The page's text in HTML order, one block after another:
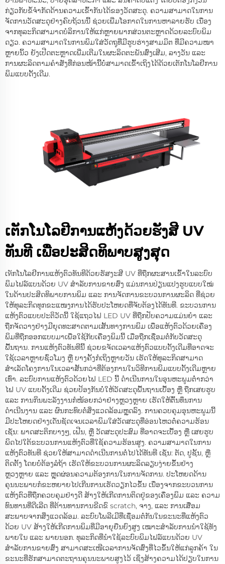
ກ່ຽວກັບຂໍ້ຈຳກັດດ້ານຄວາມເຂົ້າກັນໄດ້ຂອງວັດສະດຸ. ຄວາມສາມາດໃນການ
ຈັດການວັດສະດຸຢ່າງຄົບຖ້ວນນີ້ ຊ່ວຍເພີ່ມໂອກາດໃນການຫາລາຍຮັບ ເນື່ອງ
ຈາກທຸລະກິດສາມາດບໍລິການໃຫ້ແກ່ຫຼາຍພາກສ່ວນຕະຫຼາດດ້ວຍລະບົບພິມ
ດຽວ. ຄວາມສາມາດໃນການພິມໃສ່ວັດຖຸທີ່ມີຮູບຮ່າງສາມມິຕ ທີ່ມີຄວາມໜາ
ຫຼາຍນິ້ວ ຍັງເປີດຕະຫຼາດເພີ່ມເຕີມໃນຜະລິດຕະພັນສົ່ງເສີມ, ລາງວັນ ແລະ
ການຜະລິດຕາມຄຳສັ່ງທີ່ກ່ອນໜ້ານີ້ບໍ່ສາມາດເຂົ້າເຖິງໄດ້ດ້ວຍເຕັກໂນໂລຢີການ
ພິມແບບດັ້ງເດີມ.
ເຕັກໂນໂລຢີການແຫ້ງດ້ວຍຮັງສີ UV
ທັນທີ ເພື່ອປະສິດທິພາບສູງສຸດ
ເทັກໂນໂລຢີການແຫ້ງຕົວທັນທີດ້ວຍຮັສງະສີ UV ທີ່ຖືກຜະສານເຂົ້າໃນລະບົບ
ພິມໄຟລ໌ແບນດ້ວຍ UV ສຳລັບການຂາຍສົ່ງ ແມ່ນການປ່ຽນແປງຮູບແບບໃໝ່
ໃນດ້ານປະສິດທິພາບການພິມ ແລະ ການຈັດການຂະບວນການຜະລິດ ທີ່ຊ່ວຍ
ໃຫ້ທຸລະກິດທຸກຂະແໜງການໄດ້ຮັບປະໂຫຍດທີ່ຈັບຕ້ອງໄດ້ທັນທີ. ຂະບວນການ
ແຫ້ງຕົວແບບປະຕິວັດນີ້ ໃຊ້ແຖວໄຟ LED UV ທີ່ຖືກປັບຄວາມແມ່ນຍຳ ແລະ
ຖືກຈັດວາງຢ່າງມີຍຸດທະສາດຕາມເສັ້ນທາງການພິມ ເພື່ອແຫ້ງຕົວດ້ວຍເຄື່ອງ
ພິມທີ່ຖືກອອກແບບມາເພື່ອໃຊ້ກັບເຄື່ອງພິມນີ້ ເມື່ອຖືກເຊື່ອມຕໍ່ກັບວັດສະດຸ
ພື້ນຖານ. ການແຫ້ງຕົວທັນທີນີ້ ຊ່ວຍຂຈັດເວລາແຫ້ງຕົວແບບດັ້ງເດີມທີ່ອາດຈະ
ໃຊ້ເວລາຫຼາຍຊົ່ວໂມງ ຫຼື ບາງຄັ້ງກໍເຖິງຫຼາຍວັນ ເຮັດໃຫ້ທຸລະກິດສາມາດ
ສຳເລັດໂຄງການໃນເວລາສັ້ນກວ່າທີ່ຕ້ອງການໃນວິທີການພິມແບບດັ້ງເດີມຫຼາຍ
ເທົ່າ. ລະບົບການແຫ້ງຕົວດ້ວຍໄຟ LED ນີ້ ດຳເນີນການໃນອຸນຫະພູມຕ່ຳກວ່າ
ໄຟ UV ແບບດັ້ງເດີມ ຊ່ວຍປ້ອງກັນບໍ່ໃຫ້ວັດສະດຸພື້ນຖານເບື້ອງ ຫຼື ຖືກເສຍຮູບ
ແລະ ການກິນພະລັງງານກໍໜ້ອຍກວ່າຢ່າງຫຼວງຫຼາຍ ເຮັດໃຫ້ຕົ້ນທຶນການ
ດຳເນີນງານ ແລະ ຜົນກະທົບຕໍ່ສິ່ງແວດລ້ອມຫຼຸດລົງ. ການຄວບຄຸມອຸນຫະພູມນີ້
ມີປະໂຫຍດຢ່າງເດັ່ນຊັດເຈນເວລາພິມໃສ່ວັດສະດຸທີ່ອ່ອນໄຫວຕໍ່ຄວາມຮ້ອນ
ເຊັ່ນ: ພາດສະຕິກບາງໆ, ເຟີນ, ຫຼື ວັດສະດຸປະສົມ ທີ່ອາດຈະເບື້ອງ ຫຼື ເສຍຮູບ
ພິດໄປໃຕ້ຂະບວນການແຫ້ງຕົວທີ່ໃຊ້ຄວາມຮ້ອນສູງ. ຄວາມສາມາດໃນການ
ແຫ້ງຕົວທັນທີ ຊ່ວຍໃຫ້ສາມາດດຳເນີນການຕໍ່ໄປໄດ້ທັນທີ ເຊັ່ນ: ຕັດ, ປູຊັ້ນ, ຫຼື
ຕິດຕັ້ງ ໂດຍບໍ່ຕ້ອງລໍຖ້າ ເຮັດໃຫ້ຂະບວນການຜະລິດລຽບງ່າຍຂຶ້ນຢ່າງ
ຫຼວງຫຼາຍ ແລະ ຫຼຸດຜ່ອນຄວາມຕ້ອງການໃນການຈັດການ. ປະໂຫຍດດ້ານ
ຄຸນນະພາບກໍຂະຫຍາຍໄປເກີນການເຮັດວຽກໄວຂຶ້ນ ເນື່ອງຈາກຂະບວນການ
ແຫ້ງຕົວທີ່ຖືກຄວບຄຸມຢ່າງດີ ສ້າງໃຫ້ເກີດການຕິດຢູ່ຂອງເຄື່ອງພິມ ແລະ ຄວາມ
ທົນທານທີ່ດີເລີດ ທີ່ຕ້ານທານການຂີດຂົ scratch, ຈາງ, ແລະ ການເສື່ອມ
ສະພາບຈາກສິ່ງແວດລ້ອມ. ລະບົບໂພລີເມີທີ່ເຊື່ອມຕໍ່ກັນໃນຂະນະທີ່ແຫ້ງຕົວ
ດ້ວຍ UV ສ້າງໃຫ້ເກີດການພິມທີ່ມີອາຍຸຍືນຍົງສູງ ເໝາະສຳລັບການນຳໃຊ້ທັງ
ພາຍໃນ ແລະ ພາຍນອກ. ທຸລະກິດທີ່ນຳໃຊ້ລະບົບພິມໄຟລ໌ແບນດ້ວຍ UV
ສຳລັບການຂາຍສົ່ງ ສາມາດສະເໜີເວລາການຈັດສົ່ງທີ່ໄວຂຶ້ນໃຫ້ແກ່ລູກຄ້າ ໃນ
ຂະນະທີ່ຮັກສາມາດຕະຖານຄຸນນະພາບສູງໄວ້ ເຊິ່ງສ້າງຄວາມໄດ້ປຽບໃນການ